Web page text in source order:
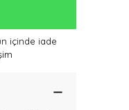
içinde iade